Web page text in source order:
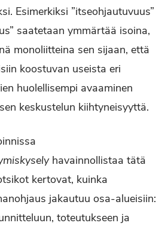
Esimerkiksi ”itseohjautuvuus”
saatetaan ymmärtää isoina,
monoliitteina sen sijaan, että
koostuvan useista eri
huolellisempi avaaminen
keskustelun kiihtyneisyyttä.
havainnollistaa tätä
kertovat, kuinka
jakautuu osa-alueisiin:
toteutukseen ja